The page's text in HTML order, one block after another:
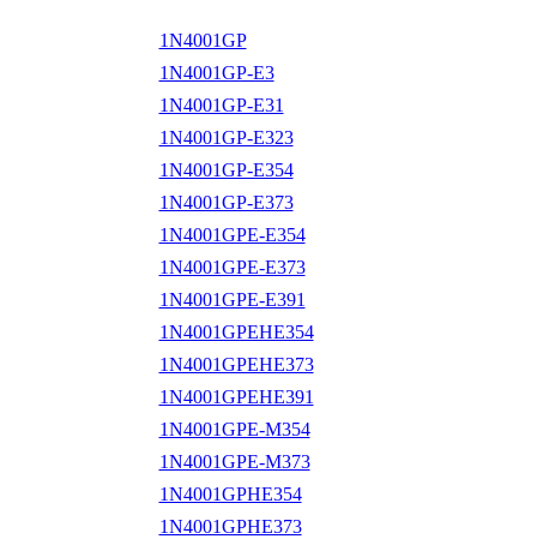
1N4001GP
1N4001GP-E3
1N4001GP-E31
1N4001GP-E323
1N4001GP-E354
1N4001GP-E373
1N4001GPE-E354
1N4001GPE-E373
1N4001GPE-E391
1N4001GPEHE354
1N4001GPEHE373
1N4001GPEHE391
1N4001GPE-M354
1N4001GPE-M373
1N4001GPHE354
1N4001GPHE373